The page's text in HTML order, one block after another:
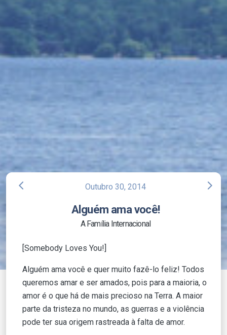
arrow_back_ios Outubro 30, 2014 arrow_forward_ios
Alguém ama você!
A Família Internacional
[Somebody Loves You!]
Alguém ama você e quer muito fazê-lo feliz! Todos
queremos amar e ser amados, pois para a maioria, o
amor é o que há de mais precioso na Terra. A maior
parte da tristeza no mundo, as guerras e a violência
pode ter sua origem rastreada à falta de amor.